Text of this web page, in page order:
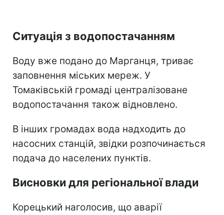
Ситуація з водопостачанням
Воду вже подано до Марганця, триває
заповнення міських мереж. У
Томаківській громаді централізоване
водопостачання також відновлено.
В інших громадах вода надходить до
насосних станцій, звідки розпочинається
подача до населених пунктів.
Висновки для регіональної влади
Корецький наголосив, що аварії